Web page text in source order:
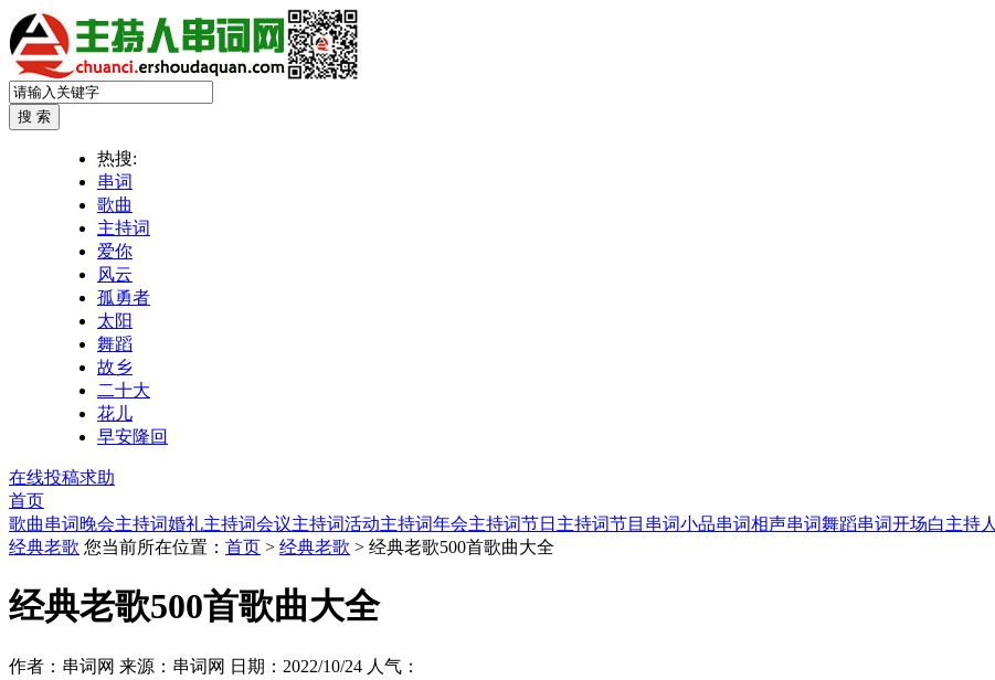
热搜:
串词
歌曲
主持词
爱你
风云
孤勇者
太阳
舞蹈
故乡
二十大
花儿
早安隆回
在线投稿求助
首页
歌曲串词晚会主持词婚礼主持词会议主持词活动主持词年会主持词节日主持词节目串词小品串词相声串词舞蹈串词开场白主持人
经典老歌 您当前所在位置： 首页 > 经典老歌 > 经典老歌500首歌曲大全
经典老歌500首歌曲大全
作者：串词网 来源：串词网 日期：2022/10/24 人气：